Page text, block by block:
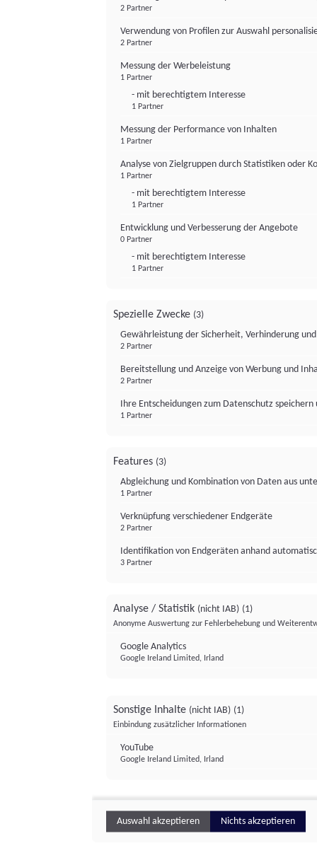
2 Partner
Verwendung von Profilen zur Auswahl
2 Partner
Messung der Werbeleistung
1 Partner
- mit berechtigtem Interesse
1 Partner
Messung der Performance von Inhalten
1 Partner
Analyse von Zielgruppen durch Statistiken oder
1 Partner
- mit berechtigtem Interesse
1 Partner
Entwicklung und Verbesserung der Angebote
0 Partner
- mit berechtigtem Interesse
1 Partner
Spezielle Zwecke (3)
Gewährleistung der Sicherheit, Verhinderung
2 Partner
Bereitstellung und Anzeige von Werbung und
2 Partner
Ihre Entscheidungen zum Datenschutz
1 Partner
Features (3)
Abgleichung und Kombination von Daten aus
1 Partner
Verknüpfung verschiedener Endgeräte
2 Partner
Identifikation von Endgeräten anhand
3 Partner
Analyse / Statistik (nicht IAB) (1)
Anonyme Auswertung zur Fehlerbehebung und
Google Analytics
Google Ireland Limited, Irland
Sonstige Inhalte (nicht IAB) (1)
Einbindung zusätzlicher Informationen
YouTube
Google Ireland Limited, Irland
Auswahl akzeptieren Nichts akzeptieren